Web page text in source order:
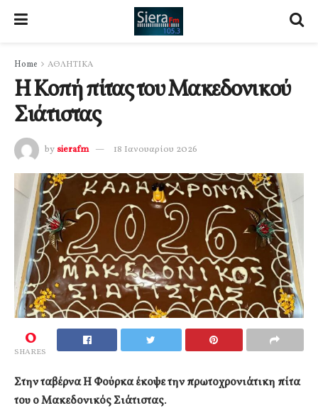
Home ΑΘΛΗΤΙΚΑ
Η Κοπή πίτας του Μακεδονικού
Σιάτιστας
by sierafm 18 Ιανουαρίου 2026
0
SHARES
Στην ταβέρνα Η Φούρκα έκοψε την πρωτοχρονιάτικη πίτα
του ο Μακεδονικός Σιάτιστας.